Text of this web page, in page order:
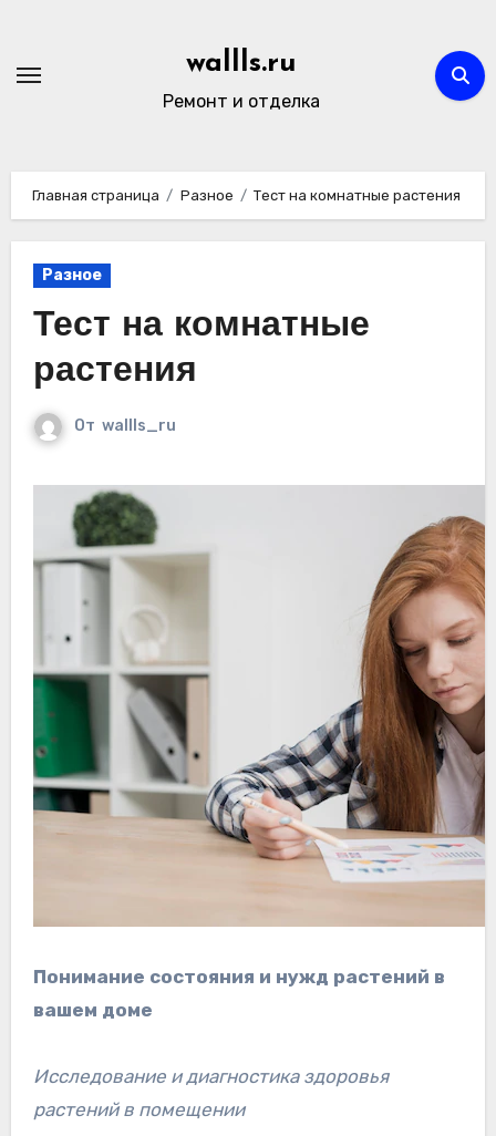
содержимому
wallls.ru
Ремонт и отделка
Главная страница Разное Тест на комнатные растения
Разное
Тест на комнатные
растения
От wallls_ru
Понимание состояния и нужд растений в
вашем доме
Исследование и диагностика здоровья
растений в помещении